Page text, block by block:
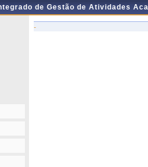
de Gestão de Atividades
-